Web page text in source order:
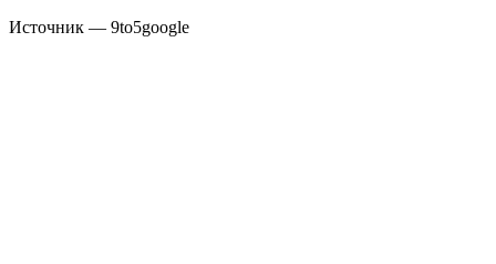
Источник — 9to5google